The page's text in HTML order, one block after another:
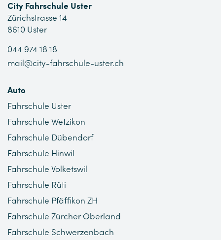
City Fahrschule Uster
Zürichstrasse 14
8610 Uster
044 974 18 18
mail@city-fahrschule-uster.ch
Auto
Fahrschule Uster
Fahrschule Wetzikon
Fahrschule Dübendorf
Fahrschule Hinwil
Fahrschule Volketswil
Fahrschule Rüti
Fahrschule Pfäffikon ZH
Fahrschule Zürcher Oberland
Fahrschule Schwerzenbach